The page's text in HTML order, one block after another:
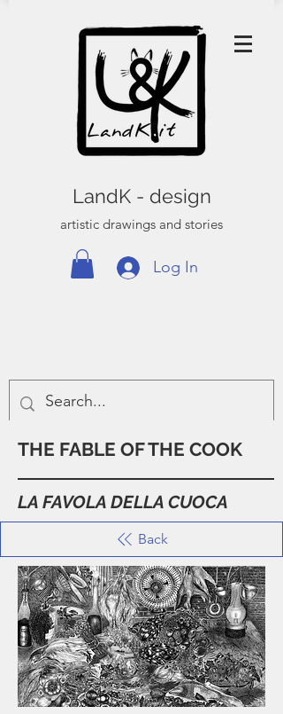
LandK - design
artistic drawings and stories
Log In
THE FABLE OF THE COOK
LA FAVOLA DELLA CUOCA
Back